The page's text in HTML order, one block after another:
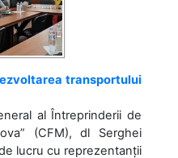
transportului
al Întreprinderii de
(CFM), dl Serghei
lucru cu reprezentanții